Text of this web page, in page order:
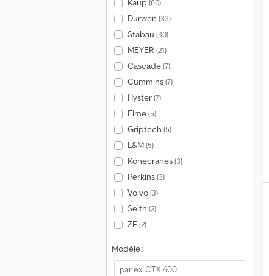
Kaup (60)
Durwen (33)
Stabau (30)
MEYER (21)
Cascade(7)
Cummins(7)
Hyster(7)
Elme(5)
Griptech (5)
L&M(5)
Konecranes(3)
Perkins(3)
Volvo(3)
Seith (2)
ZF (2)
Modèle :